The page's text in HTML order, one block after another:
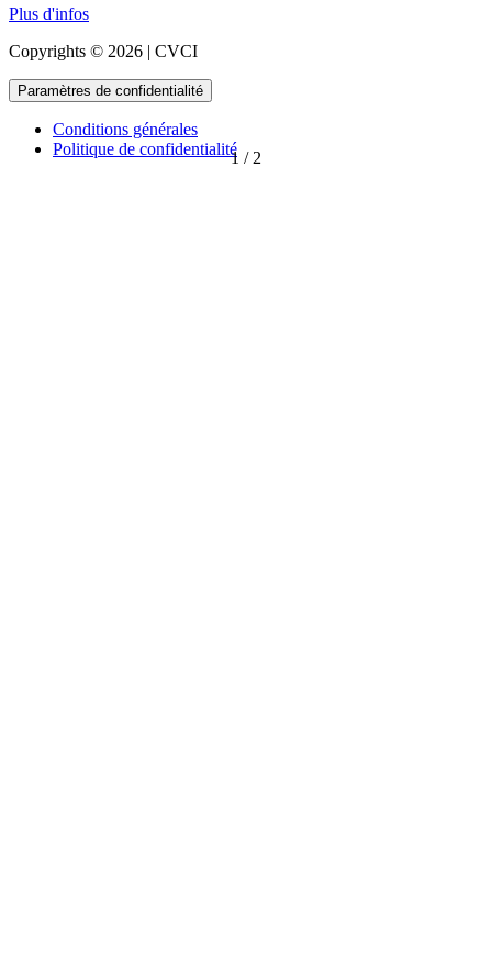
1 / 2
Plus d'infos
Copyrights © 2026 | CVCI
Paramètres de confidentialité
Conditions générales
Politique de confidentialité